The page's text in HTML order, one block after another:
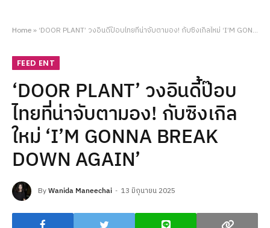
Home» ‘DOOR PLANT’ วงอินดี้ป๊อบไทยที่น่าจับตามอง! กับซิงเกิลใหม่ ‘I’M GONNA BREAK DOWN AGAIN’
FEED ENT
‘DOOR PLANT’ วงอินดี้ป๊อบ
ไทยที่น่าจับตามอง! กับซิงเกิล
ใหม่ ‘I’M GONNA BREAK
DOWN AGAIN’
ByWanida Maneechai 13 มิถุนายน 2025